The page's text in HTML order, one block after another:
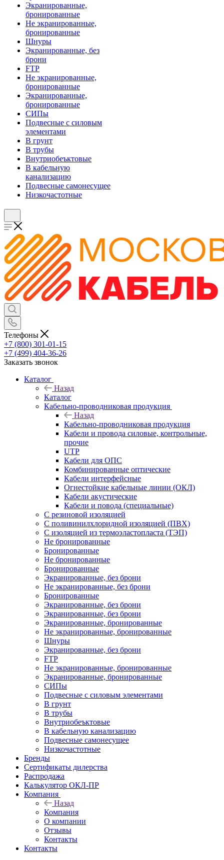
Экранированные,
бронированные
Не экранированные,
бронированные
Шнуры
Экранированные, без
брони
FTP
Не экранированные,
бронированные
Экранированные,
бронированные
СИПы
Подвесные с силовым
элементами
В грунт
В трубы
Внутриобеъктовые
В кабельную
канализацию
Подвесные самонесущее
Низкочастотные
Телефоны
+7 (800) 301-01-15
+7 (499) 404-36-26
Заказать звонок
Каталог
Назад
Каталог
Кабельно-проводниковая продукция
Назад
Кабельно-проводниковая продукция
Кабели и провода силовые, контрольные,
прочие
UTP
Кабели для ОПС
Комбинированные оптические
Кабели интерфейсные
Огнестойкие кабельные линии (ОКЛ)
Кабели акустические
Кабели и повода (специальные)
С резиновой изоляцией
С поливинилхлоридной изоляцией (ПВХ)
С изоляцией из термоэластопласта (ТЭП)
Не бронированные
Бронированные
Не бронированные
Бронированные
Экранированные, без брони
Не экранированные, без брони
Бронированные
Экранированные, без брони
Экранированные, без брони
Экранированные, бронированные
Не экранированные, бронированные
Шнуры
Экранированные, без брони
FTP
Не экранированные, бронированные
Экранированные, бронированные
СИПы
Подвесные с силовым элементами
В грунт
В трубы
Внутриобеъктовые
В кабельную канализацию
Подвесные самонесущее
Низкочастотные
Бренды
Сертификаты дилерства
Распродажа
Калькулятор ОКЛ-ПР
Компания
Назад
Компания
О компании
Отзывы
Контакты
Контакты